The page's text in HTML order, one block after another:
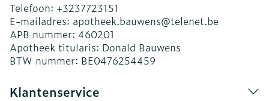
Telefoon: +3237723151
E-mailadres: apotheek.bauwens@telenet.be
APB nummer: 460201
Apotheek titularis: Donald Bauwens
BTW nummer: BE0476254459
Klantenservice